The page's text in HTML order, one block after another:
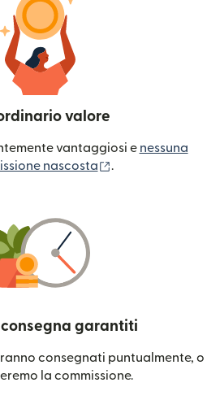
valore
vantaggiosi e nessuna
nascosta
.
consegna garantiti
consegnati puntualmente, o
la commissione.